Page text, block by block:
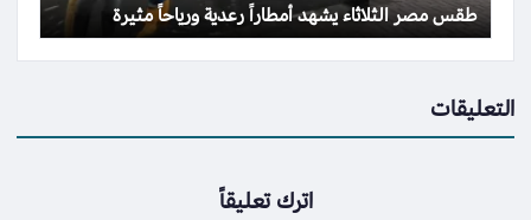
طقس مصر الثلاثاء يشهد أمطاراً رعدية ورياحاً مثيرة
التعليقات
اترك تعليقاً